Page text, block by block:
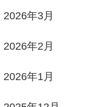
2026年3月
2026年2月
2026年1月